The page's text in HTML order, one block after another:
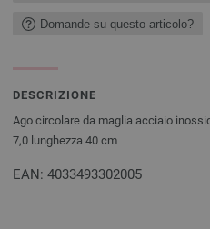
Domande su questo articolo?
DESCRIZIONE
Ago circolare da maglia acciaio
7,0 lunghezza 40 cm
EAN: 4033493302005